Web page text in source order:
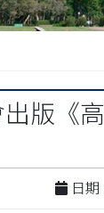
版《
日